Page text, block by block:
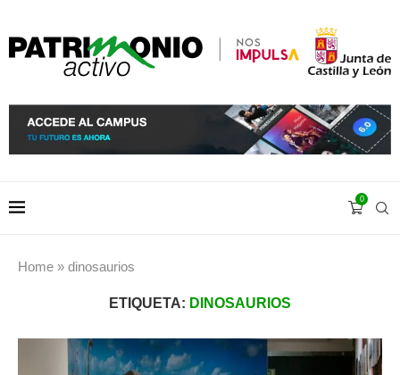
0
Home » dinosaurios
ETIQUETA: DINOSAURIOS